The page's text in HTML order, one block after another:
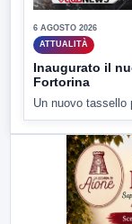
6 AGOSTO 2026
ATTUALITÀ
Inaugurato il
Fortorina
Un nuovo tassello